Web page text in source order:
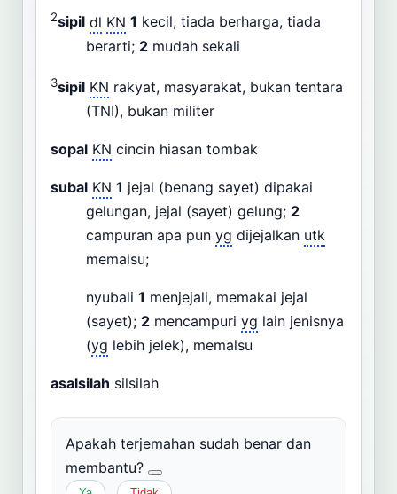
2sipil dl KN 1 kecil, tiada berharga, tiada
berarti; 2 mudah sekali
3sipil KN rakyat, masyarakat, bukan tentara
(TNI), bukan militer
sopal KN cincin hiasan tombak
subal KN 1 jejal (benang sayet) dipakai
gelungan, jejal (sayet) gelung; 2
campuran apa pun yg dijejalkan utk
memalsu;
nyubali 1 menjejali, memakai jejal
(sayet); 2 mencampuri yg lain jenisnya
(yg lebih jelek), memalsu
asalsilah silsilah
Apakah terjemahan sudah benar dan
membantu?